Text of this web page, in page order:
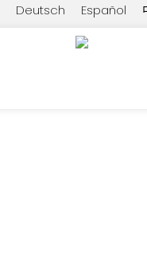
Deutsch Español